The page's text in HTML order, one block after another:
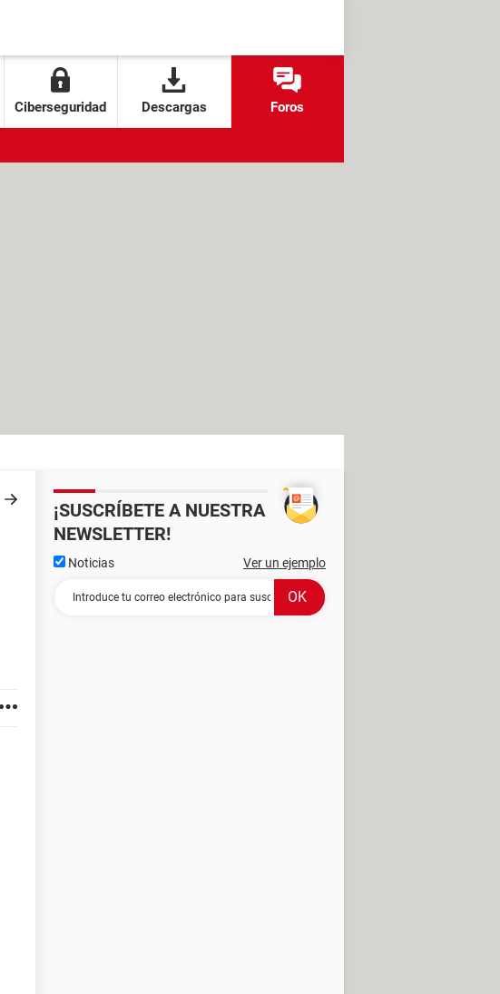
Ciberseguridad Descargas Foros
¡SUSCRÍBETE A NUESTRA
NEWSLETTER!
Noticias Ver un ejemplo